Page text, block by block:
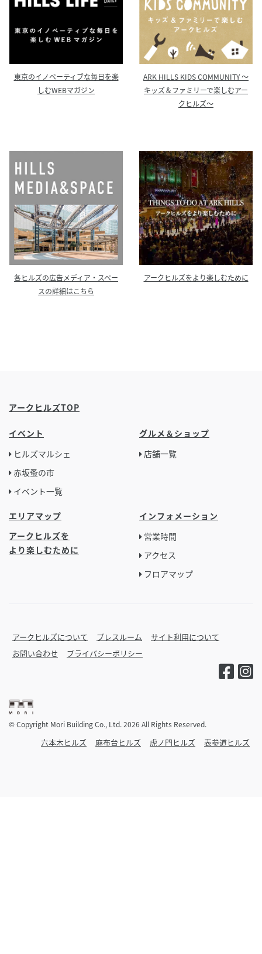
東京のイノベーティブな毎日を楽
しむWEBマガジン
ARK HILLS KIDS COMMUNITY ～
キッズ＆ファミリーで楽しむアー
クヒルズ～
各ヒルズの広告メディア・スペー
スの詳細はこちら
アークヒルズをより楽しむために
アークヒルズTOP
イベント
ヒルズマルシェ
赤坂蚤の市
イベント一覧
グルメ＆ショップ
店舗一覧
エリアマップ
アークヒルズを
より楽しむために
インフォメーション
営業時間
アクセス
フロアマップ
アークヒルズについて プレスルーム
サイト利用について
お問い合わせ
プライバシーポリシー
© Copyright Mori Building Co., Ltd. 2026 All Rights Reserved.
六本木ヒルズ 麻布台ヒルズ 虎ノ門ヒルズ 表参道ヒルズ